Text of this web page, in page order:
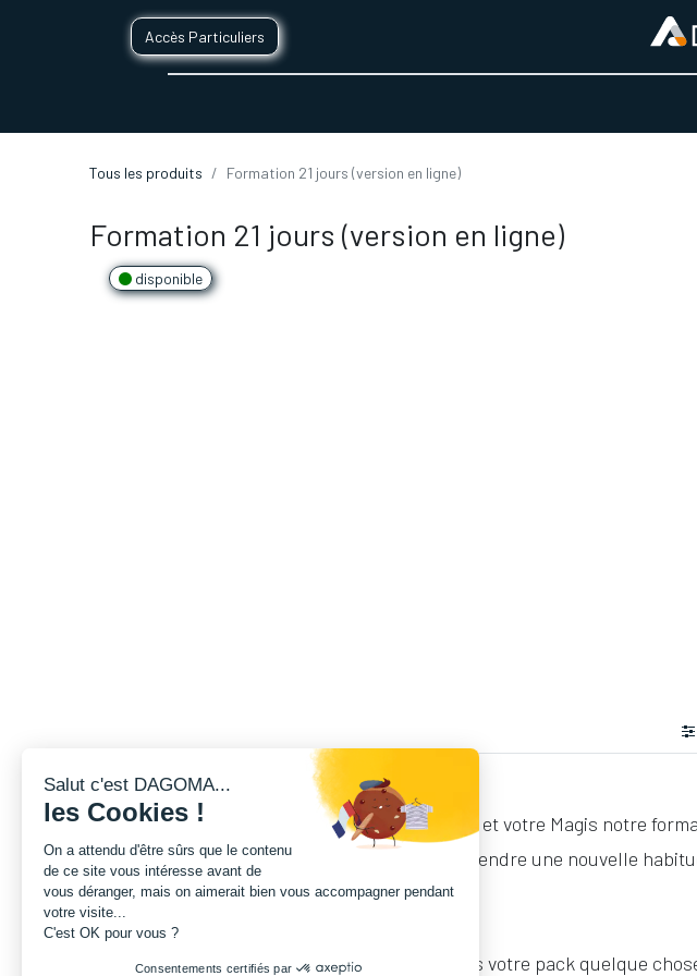
Accès Particuliers
Tous les produits Formation 21 jours (version en ligne)
Formation 21 jours (version en ligne)
disponible
On vous offre avec votre Disco Ultimate et votre Magis notre
jours, c’est la durée nécessaire pour prendre une nouvelle
On a décidé d’inclure gratuitement dans votre pack quelque
Salut c'est DAGOMA...
les Cookies !
On a attendu d'être sûrs que le contenu
de ce site vous intéresse avant de
vous déranger, mais on aimerait bien vous accompagner pendant
votre visite...
C'est OK pour vous ?
Consentements certifiés par